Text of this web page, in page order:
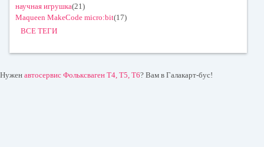
научная игрушка(21)
Maqueen MakeCode micro:bit(17)
ВСЕ ТЕГИ
Нужен автосервис Фольксваген T4, T5, T6? Вам в Галакарт-бус!